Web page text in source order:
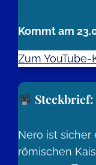
Kommt am
Zum YouTube-
Nero ist sicher
römischen